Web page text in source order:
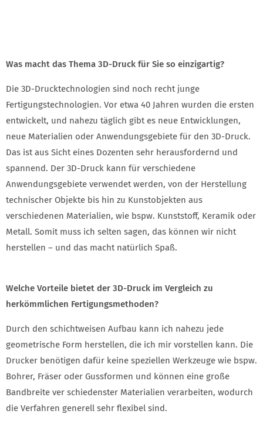
Was macht das Thema 3D-Druck für Sie so einzigartig?
Die 3D-Drucktechnologien sind noch recht junge
Fertigungstechnologien. Vor etwa 40 Jahren wurden die ersten
entwickelt, und nahezu täglich gibt es neue Entwicklungen,
neue Materialien oder Anwendungsgebiete für den 3D-Druck.
Das ist aus Sicht eines Dozenten sehr herausfordernd und
spannend. Der 3D-Druck kann für verschiedene
Anwendungsgebiete verwendet werden, von der Herstellung
technischer Objekte bis hin zu Kunstobjekten aus
verschiedenen Materialien, wie bspw. Kunststoff, Keramik oder
Metall. Somit muss ich selten sagen, das können wir nicht
herstellen – und das macht natürlich Spaß.
Welche Vorteile bietet der 3D-Druck im Vergleich zu
herkömmlichen Fertigungsmethoden?
Durch den schichtweisen Aufbau kann ich nahezu jede
geometrische Form herstellen, die ich mir vorstellen kann. Die
Drucker benötigen dafür keine speziellen Werkzeuge wie bspw.
Bohrer, Fräser oder Gussformen und können eine große
Bandbreite ver schiedenster Materialien verarbeiten, wodurch
die Verfahren generell sehr flexibel sind.